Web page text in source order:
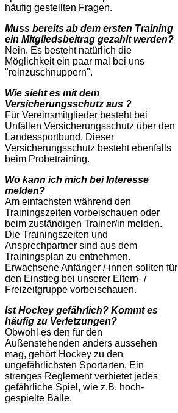
häufig gestellten Fragen.
Muss bereits ab dem ersten Training
ein Mitgliedsbeitrag gezahlt werden?
Nein. Es besteht natürlich die
Möglichkeit ein paar mal bei uns
"reinzuschnuppern".
Wie sieht es mit dem
Versicherungsschutz aus ?
Für Vereinsmitglieder besteht bei
Unfällen Versicherungsschutz über den
Landessportbund. Dieser
Versicherungsschutz besteht ebenfalls
beim Probetraining.
Wo kann ich mich bei Interesse
melden?
Am einfachsten während den
Trainingszeiten vorbeischauen oder
beim zuständigen Trainer/in melden.
Die Trainingszeiten und
Ansprechpartner sind aus dem
Trainingsplan zu entnehmen.
Erwachsene Anfänger /-innen sollten für
den Einstieg bei unserer Eltern- /
Freizeitgruppe vorbeischauen.
Ist Hockey gefährlich? Kommt es
häufig zu Verletzungen?
Obwohl es den für den
Außenstehenden anders aussehen
mag, gehört Hockey zu den
ungefährlichsten Sportarten. Ein
strenges Reglement verbietet jedes
gefährliche Spiel, wie z.B. hoch-
gespielte Bälle.